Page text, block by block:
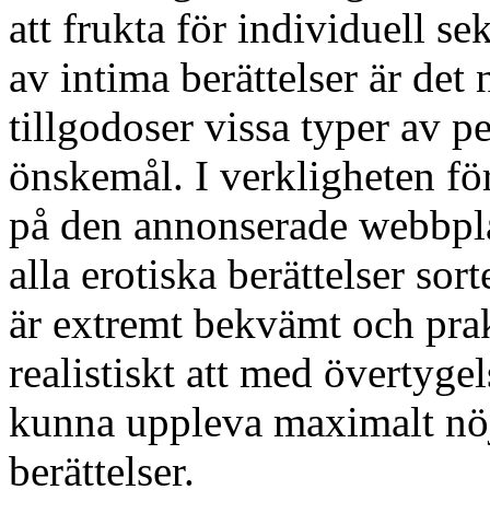
att frukta för individuell
av intima berättelser är
tillgodoser vissa typer av
önskemål. I verkligheten
på den annonserade
alla erotiska berättelser
är extremt bekvämt och
realistiskt att med
kunna uppleva maximalt
berättelser.